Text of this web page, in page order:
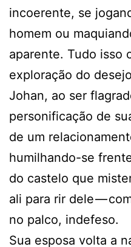
incoerente, se
homem ou
aparente. Tudo isso
exploração do
Johan, ao ser
personificação de
de um
humilhando-se
do castelo que
ali para rir dele —
no palco, indefeso.
Sua esposa volta a